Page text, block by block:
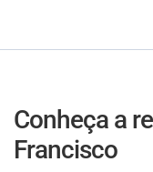
Conheça a
Francisco